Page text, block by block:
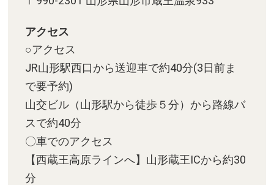
アクセス
○アクセス
JR山形駅西口から送迎車で約40分(3日前ま
で要予約)
山交ビル（山形駅から徒歩５分）から路線バ
スで約40分
〇車でのアクセス
【西蔵王高原ラインへ】山形蔵王ICから約30
分